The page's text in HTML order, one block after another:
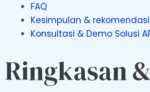
FAQ
Kesimpulan &
Konsultasi & Demo Solusi
Ringkasan